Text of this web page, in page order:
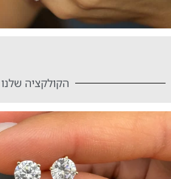
הקולקציה שלנו